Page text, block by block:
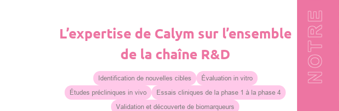
L’expertise de Calym sur l’ensemble
de la chaîne R&D
Identification de nouvelles cibles
Évaluation in vitro
Études précliniques in vivo
Essais cliniques de la phase 1 à la phase 4
Validation et découverte de biomarqueurs